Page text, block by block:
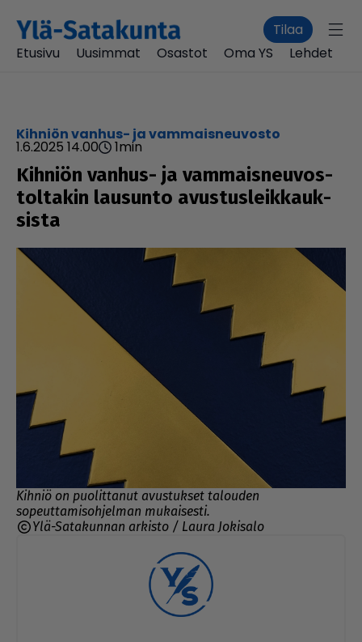
Tilaa
Etusivu
Uusimmat Osastot Oma YS Lehdet
Kihniön vanhus- ja vammaisneuvosto
1.6.2025 14.00 1min
Kihniön vanhus- ja vam­mais­neu­vos­
tol­ta­kin lausunto avus­tus­leik­kauk­
sista
Kihniö on puolittanut avustukset talouden
sopeuttamisohjelman mukaisesti.
Ylä-Satakunnan arkisto / Laura Jokisalo